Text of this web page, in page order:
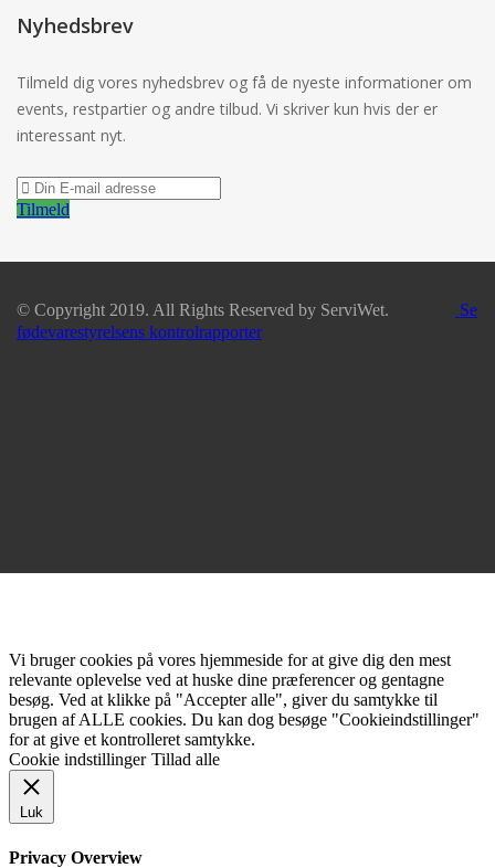
Nyhedsbrev
Tilmeld dig vores nyhedsbrev og få de nyeste informationer om
events, restpartier og andre tilbud. Vi skriver kun hvis der er
interessant nyt.
Tilmeld
© Copyright 2019. All Rights Reserved by ServiWet.
Se
fødevarestyrelsens kontrolrapporter
Vi bruger cookies på vores hjemmeside for at give dig den mest
relevante oplevelse ved at huske dine præferencer og gentagne
besøg. Ved at klikke på "Accepter alle", giver du samtykke til
brugen af ALLE cookies. Du kan dog besøge "Cookieindstillinger"
for at give et kontrolleret samtykke.
Cookie indstillinger Tillad alle
Luk
Privacy Overview